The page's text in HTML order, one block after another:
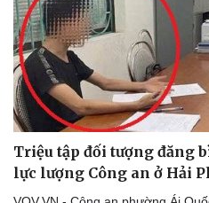
Triệu tập đối tượng đăng
lực lượng Công an ở Hải